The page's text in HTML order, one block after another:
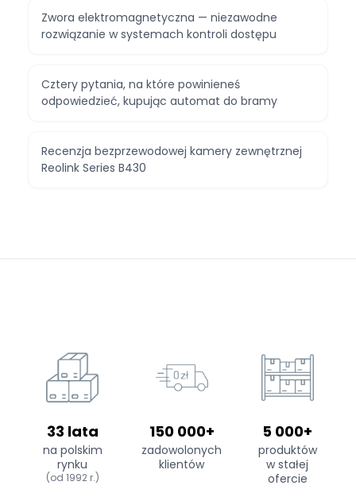
Zwora elektromagnetyczna — niezawodne
rozwiązanie w systemach kontroli dostępu
Cztery pytania, na które powinieneś
odpowiedzieć, kupując automat do bramy
Recenzja bezprzewodowej kamery zewnętrznej
Reolink Series B430
33 lata
na polskim
rynku
(od 1992 r.)
150 000+
zadowolonych
klientów
5 000+
produktów
w stałej
ofercie